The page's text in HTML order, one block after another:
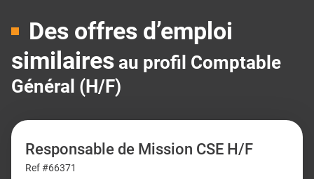
Des offres d’emploi
similaires au profil Comptable
Général (H/F)
Responsable de Mission CSE H/F
Ref #66371